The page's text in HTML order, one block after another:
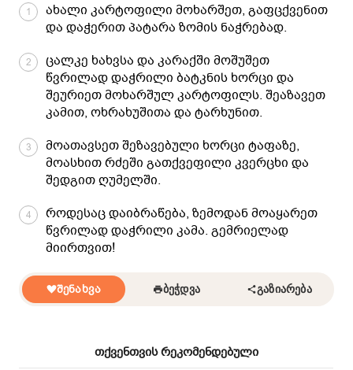
1
ახალი კარტოფილი მოხარშეთ, გაფცქვენით
და დაჭერით პატარა ზომის ნაჭრებად.
2
ცალკე ხახვსა და კარაქში მოშუშეთ
წვრილად დაჭრილი ბატკნის ხორცი და
შეურიეთ მოხარშულ კარტოფილს. შეაზავეთ
კამით, ოხრახუშითა და ტარხუნით.
3
მოათავსეთ შეზავებული ხორცი ტაფაზე,
მოასხით რძეში გათქვეფილი კვერცხი და
შედგით ღუმელში.
4
როდესაც დაიბრაწება, ზემოდან მოაყარეთ
წვრილად დაჭრილი კამა. გემრიელად
მიირთვით!
ᲨᲔᲜᲐᲮᲕᲐ ᲑᲔᲭᲓᲕᲐ ᲒᲐᲖᲘᲐᲠᲔᲑᲐ
თქვენთვის რეკომენდებული